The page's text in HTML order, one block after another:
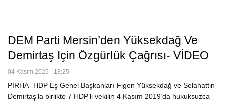
DEM Parti Mersin’den Yüksekdağ Ve
Demirtaş Için Özgürlük Çağrısı- VİDEO
04 Kasım 2025 - 18:25
PİRHA- HDP Eş Genel Başkanları Figen Yüksekdağ ve Selahattin
Demirtaş’la birlikte 7 HDP’li vekilin 4 Kasım 2019’da hukuksuzca